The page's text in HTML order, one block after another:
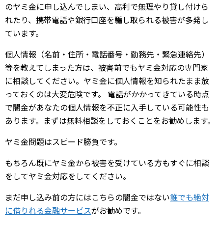
のヤミ金に申し込んでしまい、高利で無理やり貸し付けら
れたり、携帯電話や銀行口座を騙し取られる被害が多発し
ています。
個人情報（名前・住所・電話番号・勤務先・緊急連絡先）
等を教えてしまった方は、被害前でもヤミ金対応の専門家
に相談してください。ヤミ金に個人情報を知られたまま放
っておくのは大変危険です。 電話がかかってきている時点
で闇金があなたの個人情報を不正に入手している可能性も
あります。まずは無料相談をしておくことをお勧めします。
ヤミ金問題はスピード勝負です。
もちろん既にヤミ金から被害を受けている方もすぐに相談
をしてヤミ金対応をしてください。
まだ申し込み前の方にはこちらの闇金ではない誰でも絶対
に借りれる金融サービスがお勧めです。